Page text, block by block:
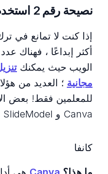
نصيحة رقم 2 استخدم القوالب
أكثر إبداعًا ، فهناك
الويب حيث يمكنك
مجانية ؛ العديد من
للمعلمين فقط! بعض
Canva و SlideModel و Buncee و SlidesGo.
كانفا